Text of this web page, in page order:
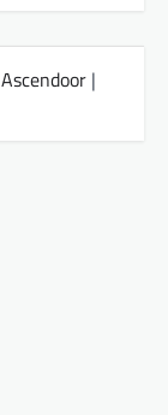
Ascendoor |